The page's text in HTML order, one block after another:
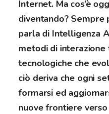
Internet. Ma cos’è
diventando? Sempre
parla di Intelligenza
metodi di
tecnologiche che
ciò deriva che ogni
formarsi ed
nuove frontiere